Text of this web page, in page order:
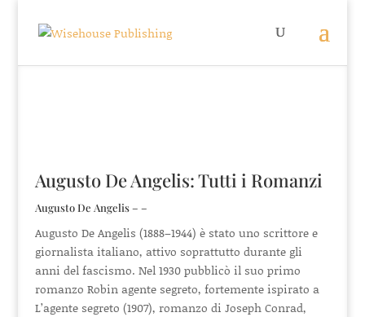
Augusto De Angelis: Tutti i Romanzi
Augusto De Angelis – –
Augusto De Angelis (1888–1944) è stato uno scrittore e
giornalista italiano, attivo soprattutto durante gli
anni del fascismo. Nel 1930 pubblicò il suo primo
romanzo Robin agente segreto, fortemente ispirato a
L’agente segreto (1907), romanzo di Joseph Conrad,